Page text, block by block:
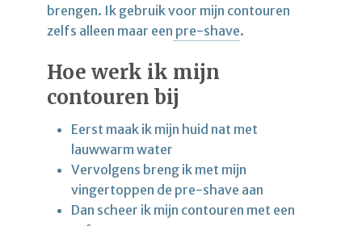
brengen. Ik gebruik voor mijn contouren
zelfs alleen maar een pre-shave.
Hoe werk ik mijn
contouren bij
Eerst maak ik mijn huid nat met
lauwwarm water
Vervolgens breng ik met mijn
vingertoppen de pre-shave aan
Dan scheer ik mijn contouren met een